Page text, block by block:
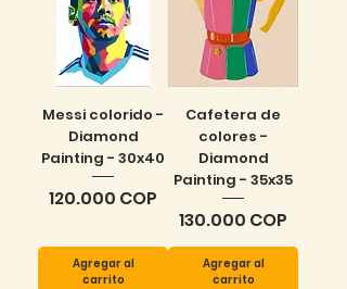
Messi colorido -
Diamond
Painting - 30x40
Precio
120.000 COP
Agregar al
carrito
Cafetera de
colores -
Diamond
Painting - 35x35
Precio
130.000 COP
Agregar al
carrito